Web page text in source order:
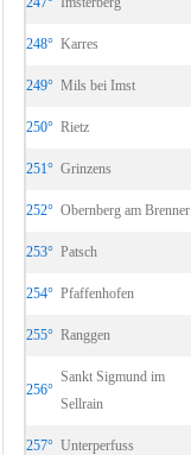
248° Karres
249° Mils bei Imst
250° Rietz
251° Grinzens
252° Obernberg am Brenner
253° Patsch
254° Pfaffenhofen
255° Ranggen
256°
Sankt Sigmund im
Sellrain
257° Unterperfuss